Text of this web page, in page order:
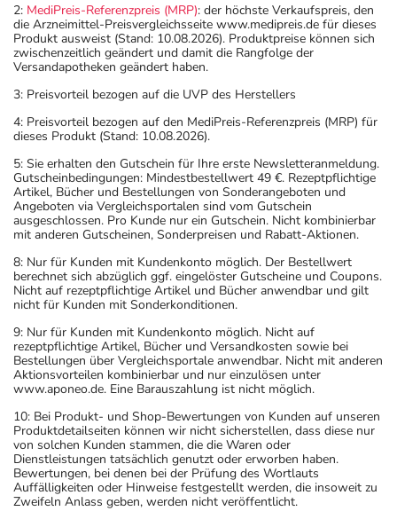
2: MediPreis-Referenzpreis (MRP): der höchste Verkaufspreis, den
die Arzneimittel-Preisvergleichsseite www.medipreis.de für dieses
Produkt ausweist (Stand: 10.08.2026). Produktpreise können sich
zwischenzeitlich geändert und damit die Rangfolge der
Versandapotheken geändert haben.
3: Preisvorteil bezogen auf die UVP des Herstellers
4: Preisvorteil bezogen auf den MediPreis-Referenzpreis (MRP) für
dieses Produkt (Stand: 10.08.2026).
5: Sie erhalten den Gutschein für Ihre erste Newsletteranmeldung.
Gutscheinbedingungen: Mindestbestellwert 49 €. Rezeptpflichtige
Artikel, Bücher und Bestellungen von Sonderangeboten und
Angeboten via Vergleichsportalen sind vom Gutschein
ausgeschlossen. Pro Kunde nur ein Gutschein. Nicht kombinierbar
mit anderen Gutscheinen, Sonderpreisen und Rabatt-Aktionen.
8: Nur für Kunden mit Kundenkonto möglich. Der Bestellwert
berechnet sich abzüglich ggf. eingelöster Gutscheine und Coupons.
Nicht auf rezeptpflichtige Artikel und Bücher anwendbar und gilt
nicht für Kunden mit Sonderkonditionen.
9: Nur für Kunden mit Kundenkonto möglich. Nicht auf
rezeptpflichtige Artikel, Bücher und Versandkosten sowie bei
Bestellungen über Vergleichsportale anwendbar. Nicht mit anderen
Aktionsvorteilen kombinierbar und nur einzulösen unter
www.aponeo.de. Eine Barauszahlung ist nicht möglich.
10: Bei Produkt- und Shop-Bewertungen von Kunden auf unseren
Produktdetailseiten können wir nicht sicherstellen, dass diese nur
von solchen Kunden stammen, die die Waren oder
Dienstleistungen tatsächlich genutzt oder erworben haben.
Bewertungen, bei denen bei der Prüfung des Wortlauts
Auffälligkeiten oder Hinweise festgestellt werden, die insoweit zu
Zweifeln Anlass geben, werden nicht veröffentlicht.